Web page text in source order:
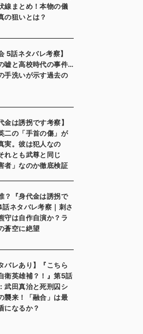
線まとめ！本物の儀
の狙いとは？
5話ネタバレ考察】
嘘と高校時代の事件…
手洗いが示す過去の
金は誘拐です考察】
二の「手首の傷」が
実。彼は犯人なの
れとも武尊と同じ
者」なのか徹底検証
？『身代金は誘拐で
ネタバレ考察｜刺さ
守は自作自演か？ラ
蒼空に絶望
バレあり】『こちら
衛英雄補？！』第5話
武田真治と死刑囚シ
襲来！「融合」は最
になるか？